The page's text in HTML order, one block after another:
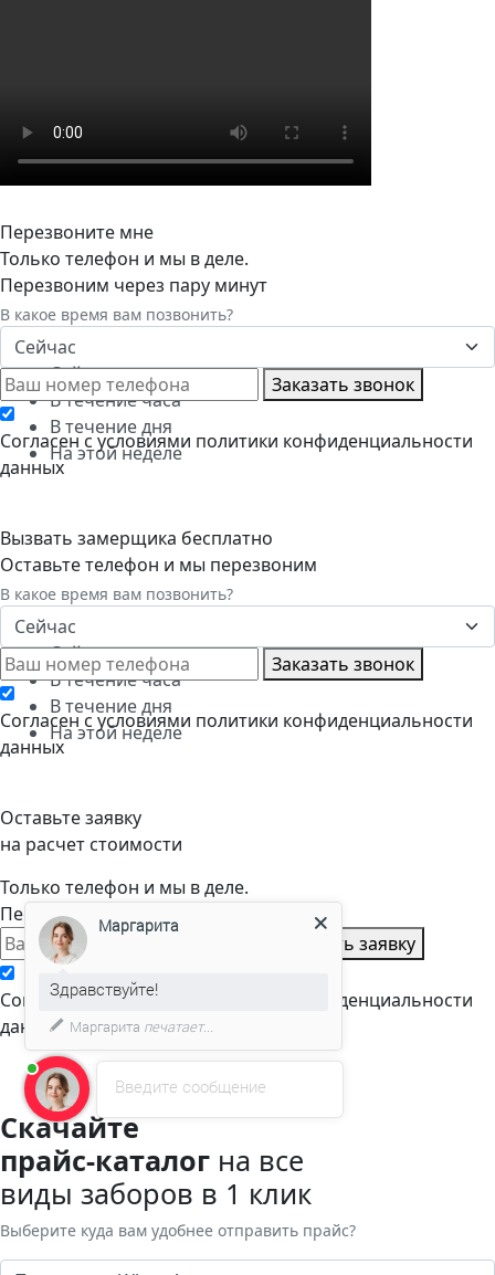
Перезвоните мне
Только телефон и мы в деле.
Перезвоним через пару минут
В какое время вам позвонить?
Сейчас
Сейчас
В течение часа
В течение дня
На этой неделе
Заказать звонок
Cогласен с условиями политики конфиденциальности
данных
Вызвать замерщика бесплатно
Оставьте телефон и мы перезвоним
В какое время вам позвонить?
Сейчас
Сейчас
В течение часа
В течение дня
На этой неделе
Заказать звонок
Cогласен с условиями политики конфиденциальности
данных
Оставьте заявку
на расчет стоимости
Только телефон и мы в деле.
Перезвоним через пару минут
Оставить заявку
Cогласен с условиями
политики конфиденциальности
данных
Скачайте
прайс-каталог на все
виды заборов в 1 клик
Выберите куда вам удобнее отправить прайс?
Введите сообщение
Маргарита
Здравствуйте!
Маргарита печатает...